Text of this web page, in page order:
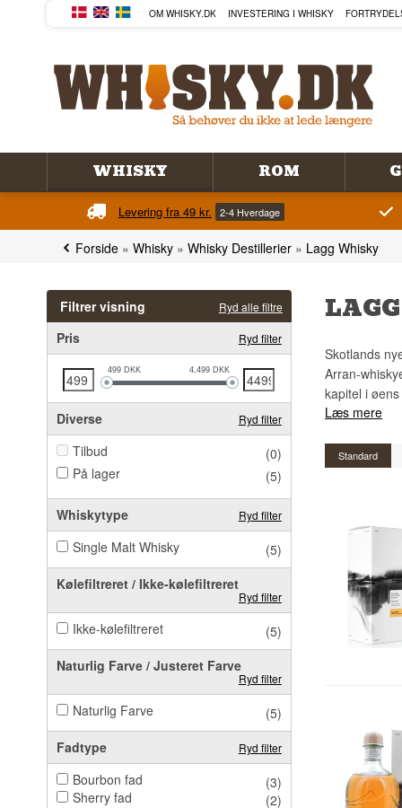
OM WHISKY.DK INVESTERING I WHISKY
WHISKY ROM
Levering fra 49 kr. 2-4 Hverdage
Forside » Whisky » Whisky Destillerier » Lagg Whisky
Filtrer visning Ryd alle filtre
Pris Ryd filter
499 DKK 4,499 DKK
Diverse Ryd filter
Tilbud
(0)
På lager
(5)
Whiskytype Ryd filter
Single Malt Whisky
(5)
Kølefiltreret / Ikke-kølefiltreret
Ryd filter
Ikke-kølefiltreret
(5)
Naturlig Farve / Justeret Farve
Ryd filter
Naturlig Farve
(5)
Fadtype
Ryd filter
Bourbon fad
(3)
Sherry fad
(2)
Skotlands
Arran-
kapitel i
Læs mere
Standard